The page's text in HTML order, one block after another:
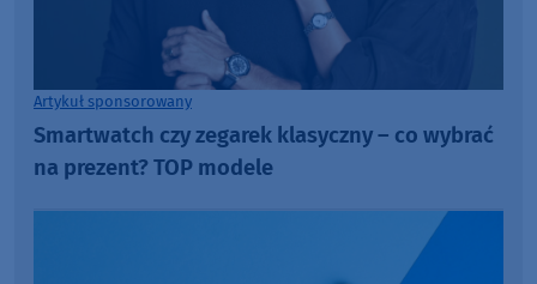
Artykuł sponsorowany
Smartwatch czy zegarek klasyczny – co wybrać
na prezent? TOP modele